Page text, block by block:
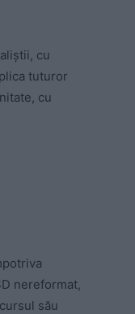
cu
tuturor
cu
nereformat,
său